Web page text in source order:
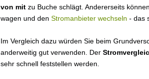
von mit zu Buche schlägt. Andererseits
wagen und den Stromanbieter wechseln - das
Im Vergleich dazu würden Sie beim
anderweitig gut verwenden. Der
sehr schnell feststellen werden.